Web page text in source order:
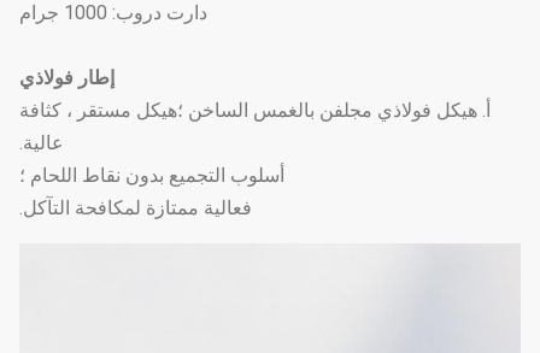
دارت دروب: 1000 جرام
إطار فولاذي
أ. هيكل فولاذي مجلفن بالغمس الساخن ؛هيكل مستقر ، كثافة
عالية.
أسلوب التجميع بدون نقاط اللحام ؛
فعالية ممتازة لمكافحة التآكل.